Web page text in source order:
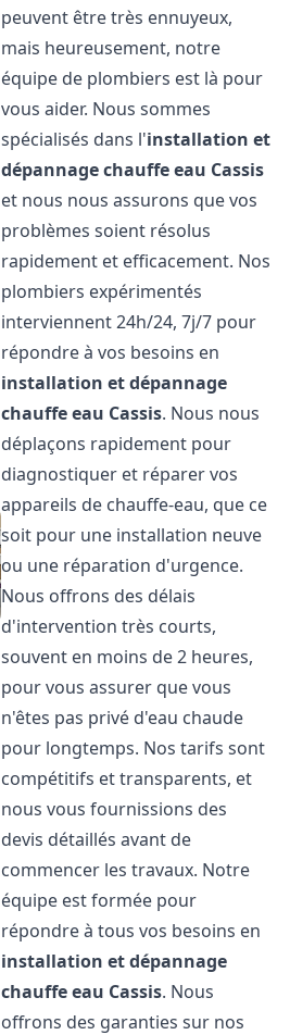
peuvent être très ennuyeux,
mais heureusement, notre
équipe de plombiers est là pour
vous aider. Nous sommes
spécialisés dans l'installation et
dépannage chauffe eau Cassis
et nous nous assurons que vos
problèmes soient résolus
rapidement et efficacement. Nos
plombiers expérimentés
interviennent 24h/24, 7j/7 pour
répondre à vos besoins en
installation et dépannage
chauffe eau Cassis. Nous nous
déplaçons rapidement pour
diagnostiquer et réparer vos
appareils de chauffe-eau, que ce
soit pour une installation neuve
ou une réparation d'urgence.
Nous offrons des délais
d'intervention très courts,
souvent en moins de 2 heures,
pour vous assurer que vous
n'êtes pas privé d'eau chaude
pour longtemps. Nos tarifs sont
compétitifs et transparents, et
nous vous fournissions des
devis détaillés avant de
commencer les travaux. Notre
équipe est formée pour
répondre à tous vos besoins en
installation et dépannage
chauffe eau Cassis. Nous
offrons des garanties sur nos